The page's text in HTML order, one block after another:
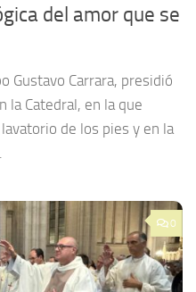
del amor que se
Gustavo Carrara, presidió
la Catedral, en la que
de los pies y en la
0